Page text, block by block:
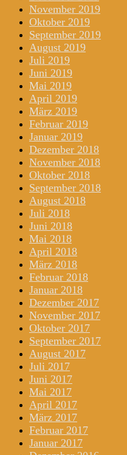
November 2019
Oktober 2019
September 2019
August 2019
Juli 2019
Juni 2019
Mai 2019
April 2019
März 2019
Februar 2019
Januar 2019
Dezember 2018
November 2018
Oktober 2018
September 2018
August 2018
Juli 2018
Juni 2018
Mai 2018
April 2018
März 2018
Februar 2018
Januar 2018
Dezember 2017
November 2017
Oktober 2017
September 2017
August 2017
Juli 2017
Juni 2017
Mai 2017
April 2017
März 2017
Februar 2017
Januar 2017